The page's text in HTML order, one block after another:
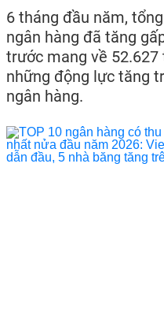
6 tháng đầu năm,
ngân hàng đã tăng
trước mang về
những động lực tăng
ngân hàng.